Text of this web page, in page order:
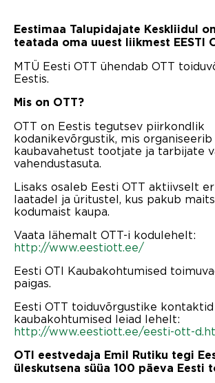
Eestimaa Talupidajate Keskliidul
teatada oma uuest liikmest EESTI
MTÜ Eesti OTT ühendab OTT
Eestis.
Mis on OTT?
OTT on Eestis tegutsev piirkondlik
kodanikevõrgustik, mis organiseerib
kaubavahetust tootjate ja tarbijate
vahendustasuta.
Lisaks osaleb Eesti OTT aktiivselt
laatadel ja üritustel, kus pakub
kodumaist kaupa.
Vaata lähemalt OTT-i kodulehelt:
http://www.eestiott.ee/
Eesti OTI Kaubakohtumised
paigas.
Eesti OTT toiduvõrgustike kontaktid
kaubakohtumised leiad lehelt:
http://www.eestiott.ee/eesti-ott-
OTI eestvedaja Emil Rutiku tegi
üleskutsena süüa 100 päeva Eesti